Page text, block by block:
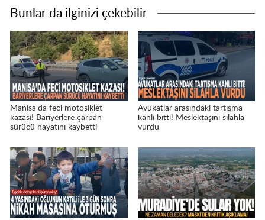
Bunlar da ilginizi çekebilir
Manisa'da feci motosiklet
kazası! Bariyerlere çarpan
sürücü hayatını kaybetti
Avukatlar arasındaki tartışma
kanlı bitti! Meslektaşını silahla
vurdu